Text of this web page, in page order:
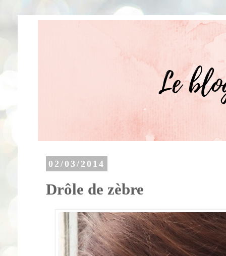
02/03/2014
Drôle de zèbre